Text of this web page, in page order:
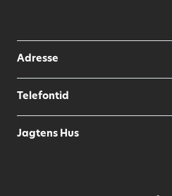
Adresse
Telefontid
Jagtens Hus